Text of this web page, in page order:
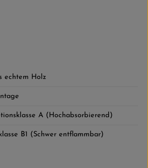
echtem Holz
A (Hochabsorbierend)
B1 (Schwer entflammbar)